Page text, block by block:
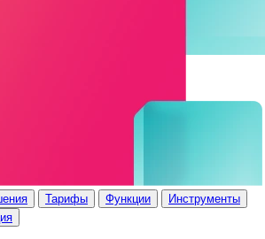
Тарифы Функции
Инструменты